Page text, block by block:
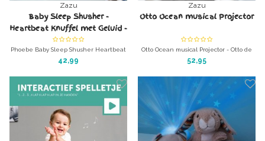
Zazu
Baby Sleep Shusher -
Heartbeat Knuffel met Geluid -
PHOEBE
Phoebe Baby Sleep Shusher Heartbeat
Knuffel met Geluid
geluiden.
42,99
Zazu
Otto Ocean musical Projector
Otto Ocean musical Projector - Otto de
otter
prachtige sterren een de hemel
52,95